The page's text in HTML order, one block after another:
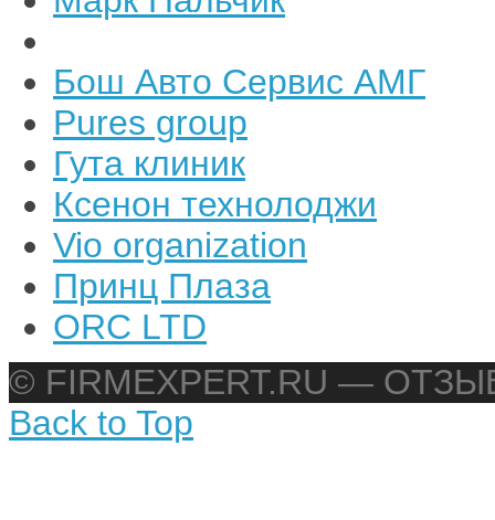
Бош Авто Сервис АМГ
Pures group
Гута клиник
Ксенон технолоджи
Vio organization
Принц Плаза
ORC LTD
© FIRMEXPERT.RU —
Back to Top